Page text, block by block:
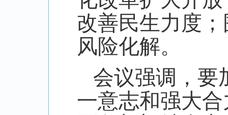
改善民生力度
风险化解。
会议强调，要
一意志和强大